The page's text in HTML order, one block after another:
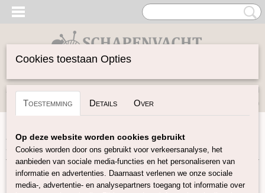
Inloggen Registreren
(0)
Home>Garen>Soort Garen>Wol>British Blue Wool:
Scheerwol 14 Kleuren
Garen
Cookies toestaan Opties
Toestemming Details Over
Op deze website worden cookies gebruikt
Cookies worden door ons gebruikt voor verkeersanalyse, het
aanbieden van sociale media-functies en het personaliseren van
informatie en advertenties. Daarnaast verlenen we onze sociale
media-, advertentie- en analysepartners toegang tot informatie over